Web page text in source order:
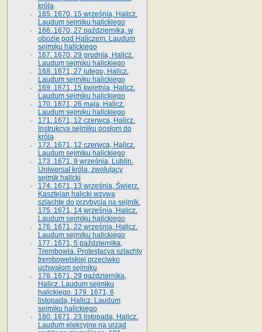
króla
165. 1670, 15 września, Halicz.
Laudum sejmiku halickiego
166. 1670, 27 października, w
obozie pod Haliczem. Laudum
sejmiku halickiego
167. 1670, 29 grudnia, Halicz.
Laudum sejmiku halickiego
168. 1671, 27 lutego, Halicz.
Laudum sejmiku halickiego
169. 1671, 15 kwietnia, Halicz.
Laudum sejmiku halickiego
170. 1671, 26 maja, Halicz.
Laudum sejmiku halickiego
171. 1671, 12 czerwca, Halicz.
Instrukcya sejmiku posłom do
króla
172. 1671, 12 czerwca, Halicz.
Laudum sejmiku halickiego
173. 1671, 9 września, Lublin.
Uniwersał króla, zwołujący
sejmik halicki
174. 1671, 13 września, Świerz.
Kasztelan halicki wzywa
szlachtę do przybycia na sejmik.
175. 1671, 14 września, Halicz.
Laudum sejmiku halickiego
176. 1671, 22 września, Halicz.
Laudum sejmiku halickiego
177. 1671, 5 października,
Trembowla. Protestacya szlachty
trembowelskiej przeciwko
uchwałom sejmiku
178. 1671, 29 października,
Halicz. Laudum sejmiku
halickiego. 179. 1671, 6
listopada, Halicz. Laudum
sejmiku halickiego
180. 1671, 23 listopada, Halicz.
Laudum elekcyjne na urząd